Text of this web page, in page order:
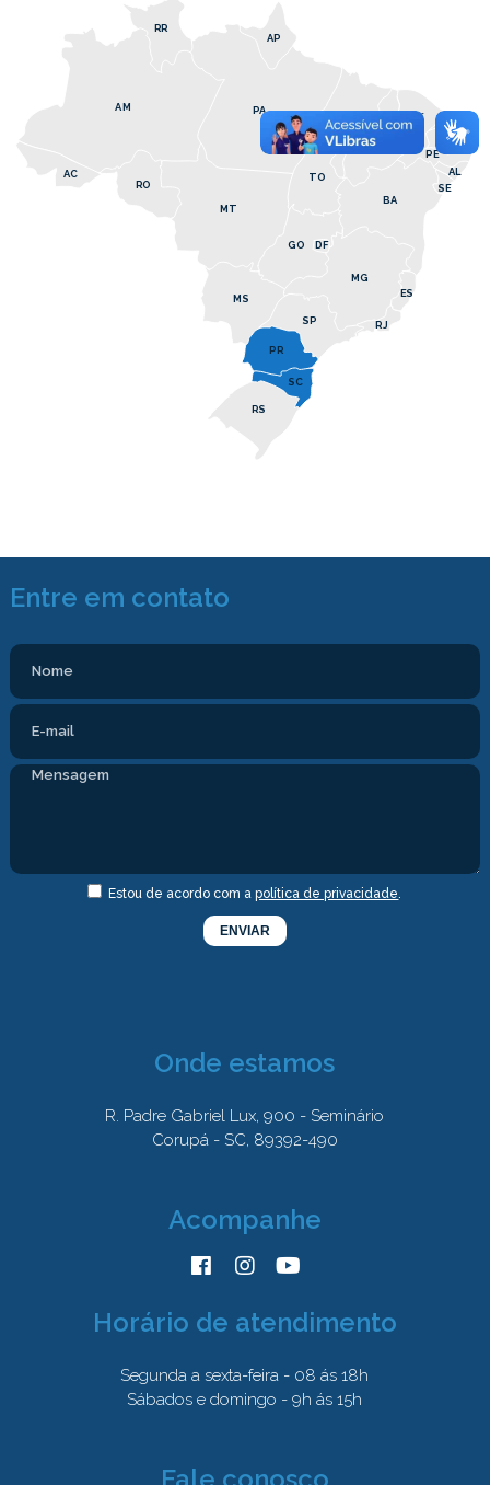
TO
BA
SE
PE
AL
RN
CE
MA
AP
PA
RR
AM
AC
RO
MT
MS
GO
PR
SC
RS
SP
MG
RJ
ES
DF
PB
Entre em contato
Estou de acordo com apolítica de privacidade.
Onde estamos
R. Padre Gabriel Lux, 900 - Seminário
Corupá - SC, 89392-490
Acompanhe
Horário de atendimento
Segunda a sexta-feira - 08 ás 18h
Sábados e domingo - 9h ás 15h